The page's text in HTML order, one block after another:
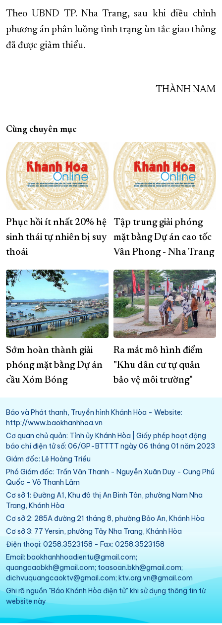
Theo UBND TP. Nha Trang, sau khi điều chỉnh
phương án phân luồng tình trạng ùn tắc giao thông
đã được giảm thiểu.
THÀNH NAM
Cùng chuyên mục
Phục hồi ít nhất 20% hệ
sinh thái tự nhiên bị suy
thoái
Tập trung giải phóng
mặt bằng Dự án cao tốc
Vân Phong - Nha Trang
Sớm hoàn thành giải
phóng mặt bằng Dự án
cầu Xóm Bóng
Ra mắt mô hình điểm
"Khu dân cư tự quản
bảo vệ môi trường"
Báo và Phát thanh, Truyền hình Khánh Hòa - Website:
http://www.baokhanhhoa.vn
Cơ quan chủ quản: Tỉnh ủy Khánh Hòa | Giấy phép hoạt động
báo chí điện tử số: 06/GP-BTTTT ngày 06 tháng 01 năm 2023
Giám đốc: Lê Hoàng Triều
Phó Giám đốc: Trần Văn Thanh - Nguyễn Xuân Duy - Cung Phú
Quốc - Võ Thanh Lâm
Cơ sở 1: Đường A1, Khu đô thị An Bình Tân, phường Nam Nha
Trang, Khánh Hòa
Cơ sở 2: 285A đường 21 tháng 8, phường Bảo An, Khánh Hòa
Cơ sở 3: 77 Yersin, phường Tây Nha Trang, Khánh Hòa
Điện thoại: 0258.3523158 - Fax: 0258.3523158
Email: baokhanhhoadientu@gmail.com;
quangcaobkh@gmail.com; toasoan.bkh@gmail.com;
dichvuquangcaoktv@gmail.com; ktv.org.vn@gmail.com
Ghi rõ nguồn "Báo Khánh Hòa điện tử" khi sử dụng thông tin từ
website này